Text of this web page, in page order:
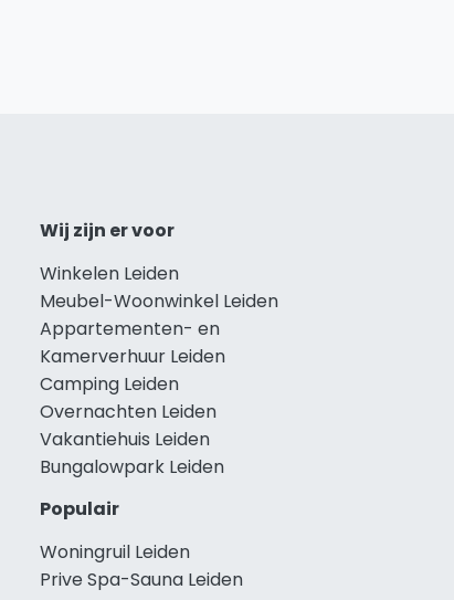
Wij zijn er voor
Winkelen Leiden
Meubel-Woonwinkel Leiden
Appartementen- en
Kamerverhuur Leiden
Camping Leiden
Overnachten Leiden
Vakantiehuis Leiden
Bungalowpark Leiden
Populair
Woningruil Leiden
Prive Spa-Sauna Leiden